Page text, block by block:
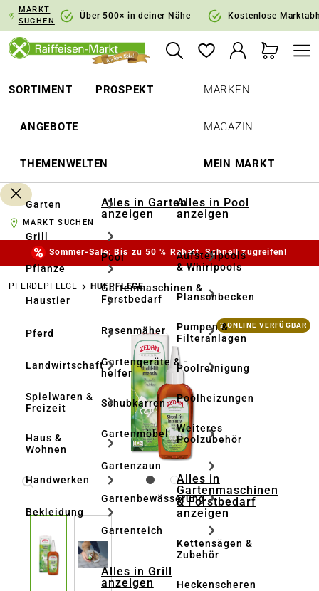
Zur Hauptnavigation springen
MARKT
SUCHEN
Über 500× in deiner Nähe Kostenlose
SORTIMENT PROSPEKT
ANGEBOTE
THEMENWELTEN
MARKEN
MAGAZIN
MEIN MARKT
Garten
Grill
Pflanze
Haustier
Pferd
Landwirtschaft
Spielwaren &
Freizeit
Haus &
Wohnen
Handwerken
Bekleidung
Alles in Garten
anzeigen
Pool
Gartenmaschinen &
Forstbedarf
Rasenmäher
Gartengeräte & -
helfer
Schubkarren
Gartenmöbel
Gartenzaun
Gartenbewässerung
Gartenteich
Alles in Grill
anzeigen
Alles in Pool
anzeigen
Aufstellpools
& Whirlpools
Planschbecken
Pumpen &
Filteranlagen
Poolreinigung
Poolheizungen
Weiteres
Poolzubehör
Alles in
Gartenmaschinen
& Forstbedarf
anzeigen
Kettensägen &
Zubehör
Heckenscheren
MARKT SUCHEN
Sommer-Sale: Bis zu 50 % Rabatt. Schnell zugreifen!
PFERDEPFLEGE HUFPFLEGE
Bildergalerie überspringen 2 ONLINE VERFÜGBAR